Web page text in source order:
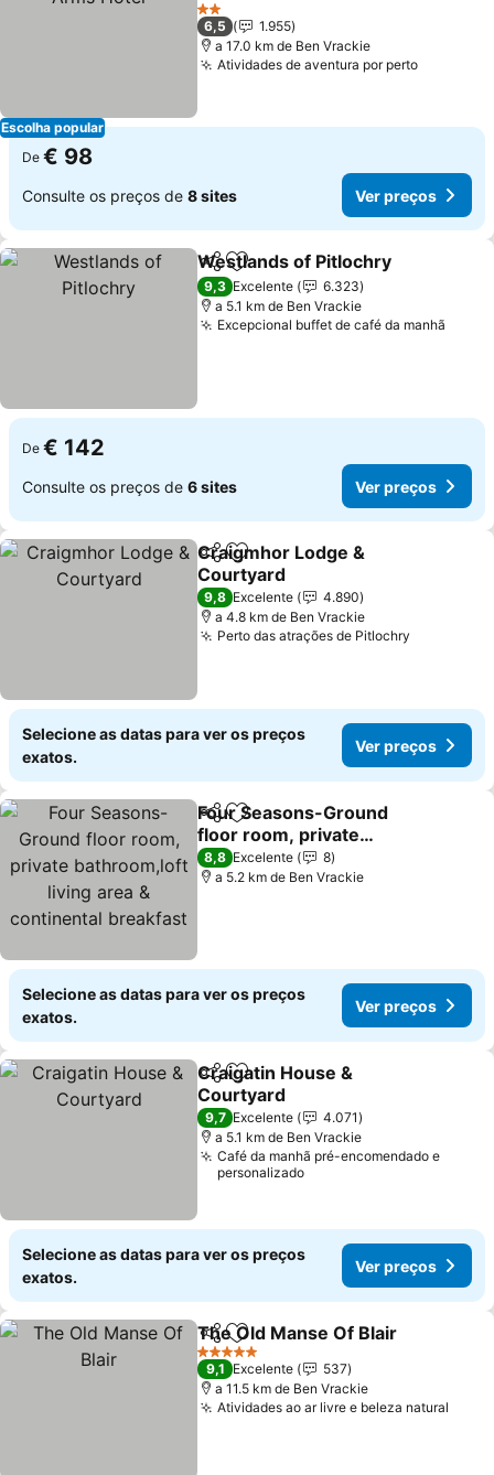
Escolha popular
Ver preços
2 Estrelas
6,5
1.955
a 17.0 km de Ben Vrackie
Atividades de aventura por pertoVer
De € 98
Consulte os preços de 8 sites Ver preços
PartilharAdicionar aos favoritos
Westlands of Pitlochry
9,3 Excelente
6.323
a 5.1 km de Ben Vrackie
Excepcional buffet de café da manhã
De € 142
Consulte os preços de 6 sites Ver preços
PartilharAdicionar aos favoritos
Craigmhor Lodge &
Courtyard
Ver preços
9,8 Excelente
4.890
a 4.8 km de Ben Vrackie
Perto das atrações de Pitlochry
Selecione as datas para ver os preços
exatos.
Ver preços
PartilharAdicionar aos favoritos
Four Seasons-Ground
floor room, private
bathroom,loft living area
& continental breakfast
Ver preços
8,8 Excelente
8
a 5.2 km de Ben Vrackie
Selecione as datas para ver os preços
exatos.
Ver preços
PartilharAdicionar aos favoritos
Craigatin House &
Courtyard
Ver preços
9,7 Excelente
4.071
a 5.1 km de Ben Vrackie
Café da manhã pré-encomendado e
personalizado
Selecione as datas para ver os preços
exatos.
Ver preços
PartilharAdicionar aos favoritos
The Old Manse Of Blair
5 Estrelas
9,1 Excelente
537
a 11.5 km de Ben Vrackie
Atividades ao ar livre e beleza natural